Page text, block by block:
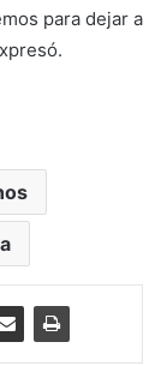
para dejar a